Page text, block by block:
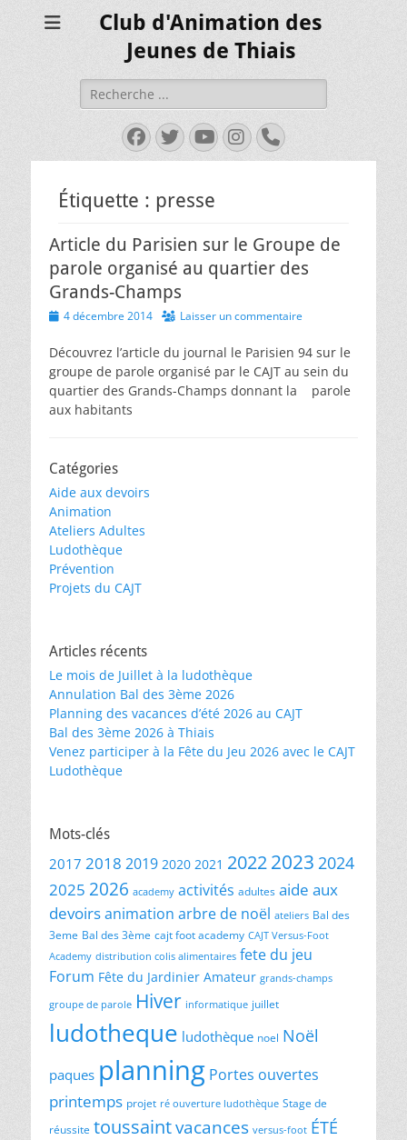
Club d'Animation des
Jeunes de Thiais
Rechercher :
Facebook
Twitter
YouTube
Instagram
Tél
Étiquette : presse
Article du Parisien sur le Groupe de
parole organisé au quartier des
Grands-Champs
Posted
4 décembre 2014 Laisser un commentaire
Découvrez l’article du journal le Parisien 94 sur le
groupe de parole organisé par le CAJT au sein du
quartier des Grands-Champs donnant la parole
aux habitants
Catégories
Aide aux devoirs
Animation
Ateliers Adultes
Ludothèque
Prévention
Projets du CAJT
Articles récents
Le mois de Juillet à la ludothèque
Annulation Bal des 3ème 2026
Planning des vacances d’été 2026 au CAJT
Bal des 3ème 2026 à Thiais
Venez participer à la Fête du Jeu 2026 avec le CAJT
Ludothèque
Mots-clés
2017 2018 2019 2020 2021 20222023 2024
2025 2026 academy activités adultes aide aux
devoirsanimation arbre de noël ateliers Bal des
3eme Bal des 3ème cajt foot academy CAJT Versus-Foot
Academy distribution colis alimentaires fete du jeu
Forum Fête du Jardinier Amateur grands-champs
groupe de parole Hiver informatique juillet
ludotheque ludothèque noel Noël
paques planning Portes ouvertes
printemps projet ré ouverture ludothèque Stage de
réussite toussaintvacances versus-foot ÉTÉ